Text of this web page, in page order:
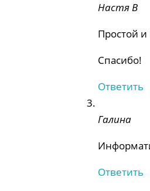
Настя В
Простой
Спасибо!
Ответить
Галина
Ответить